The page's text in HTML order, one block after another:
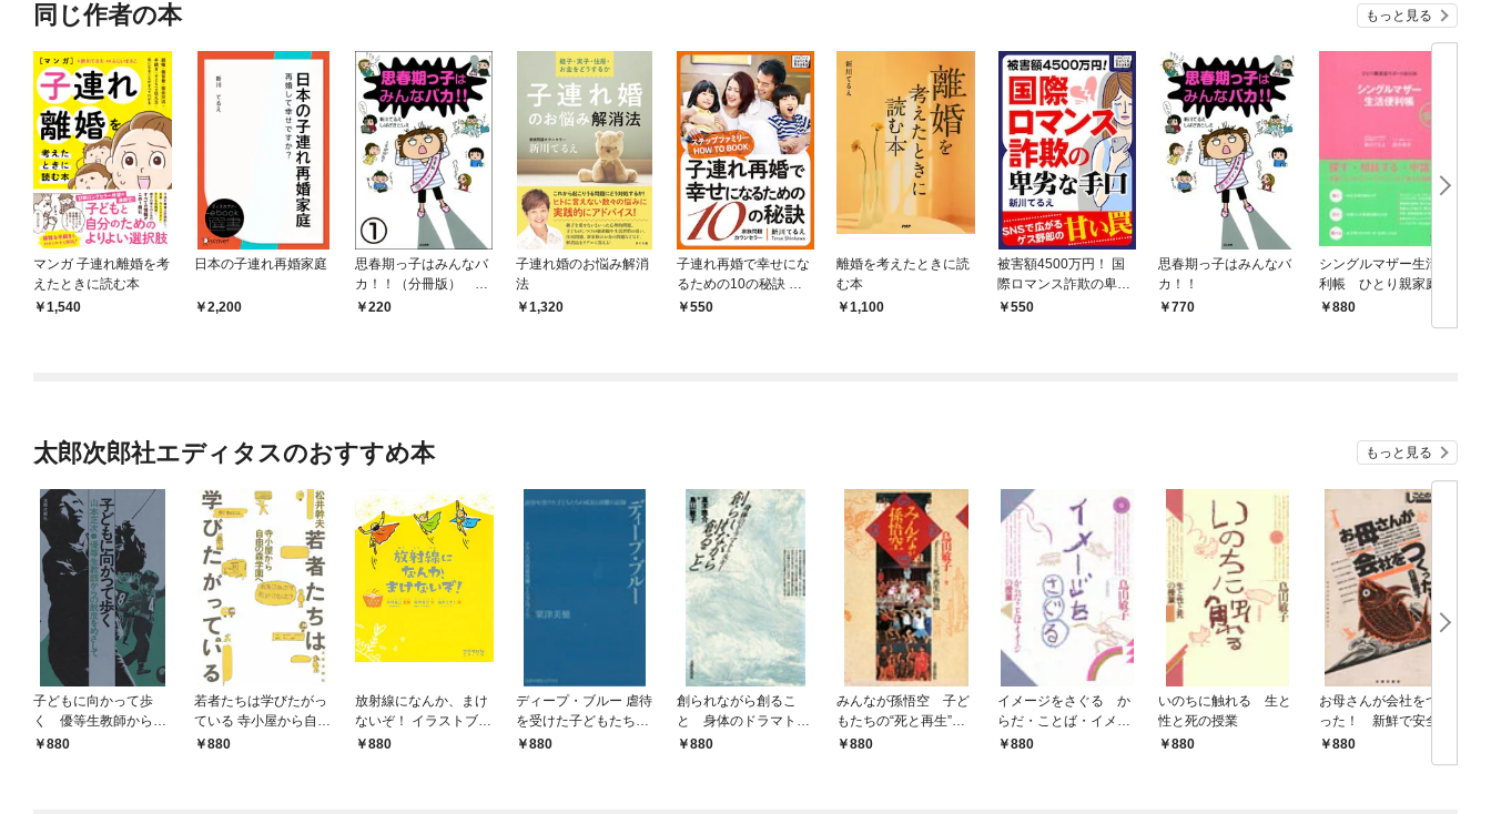
同じ作者の本 もっと見る
マンガ 子連れ離婚を考
えたときに読む本
1,540
日本の子連れ再婚家庭
2,200
思春期っ子はみんなバ
カ！！（分冊版）
【第1話】
220
子連れ婚のお悩み解消
法
1,320
子連れ再婚で幸せにな
るための10の秘訣 ～
ステップファミリー H
550
離婚を考えたときに読
む本
1,100
被害額4500万円！ 国
際ロマンス詐欺の卑劣
な手口
550
思春期っ子はみんなバ
カ！！
770
シングルマザー生活便
利帳 ひとり親家庭サ
ポートBOOK
880
太郎次郎社エディタスのおすすめ本 もっと見る
子どもに向かって歩
く 優等生教師からの
脱皮をめざして
880
若者たちは学びたがっ
ている 寺小屋から自由
の森学園へ
880
放射線になんか、まけ
ないぞ！ イラストブッ
ク880
ディープ・ブルー 虐待
を受けた子どもたちの
成長と困難の記録 ア
880
創られながら創るこ
と 身体のドラマトゥ
ルギー
880
みんなが孫悟空 子ど
もたちの“死と再生”の
物語880
イメージをさぐる か
らだ・ことば・イメー
ジの授業
880
いのちに触れる 生と
性と死の授業
880
お母さんが会社をつく
った！ 新鮮で安全な
海の幸、届けます
880